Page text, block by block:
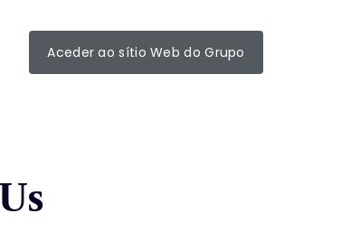
Aceder ao sítio Web do Grupo